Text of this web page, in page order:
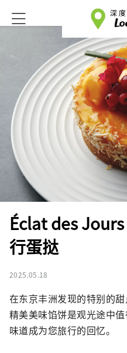
Éclat des
行蛋挞
2025.05.18
在东京丰洲发现的特别的
精美美味馅饼是观光途中
味道成为您旅行的回忆。